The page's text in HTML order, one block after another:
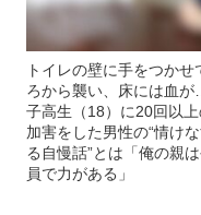
トイレの壁に手をつかせ
ろから襲い、床には血
子高生（18）に20回以上
加害をした男性の“情け
る自慢話”とは「俺の親
員で力がある」